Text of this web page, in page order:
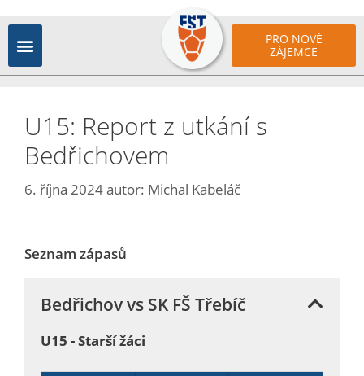
PRO NOVÉ
ZÁJEMCE
U15: Report z utkání s
Bedřichovem
6. října 2024autor: Michal Kabeláč
Seznam zápasů
Bedřichov vs SK FŠ Třebíč
U15 - Starší žáci